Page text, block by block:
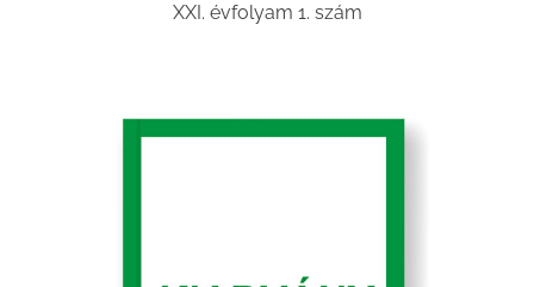
XXI. évfolyam 1. szám